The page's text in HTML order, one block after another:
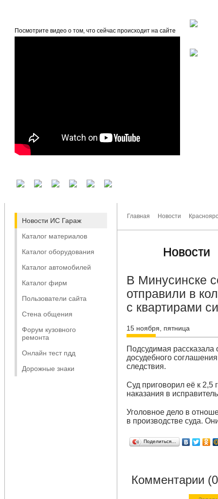
Посмотрите видео о том, что сейчас происходит на сайте
Новости ИС Гараж
Каталог материалов
Каталог оборудования
Каталог автомобилей
Каталог фирм
Пользователи сайта
Стена общения
Форум кузовного
ремонта
Онлайн тест пдд
Дорожные знаки
Главная Новости
Новости
В Минусинске
отправили в
с квартирами
15 ноября, пятница
Подсудимая рассказала
досудебного
следствия.
Суд приговорил её к
наказания в
Уголовное дело в
в производстве суда.
Поделиться…
Комментарии